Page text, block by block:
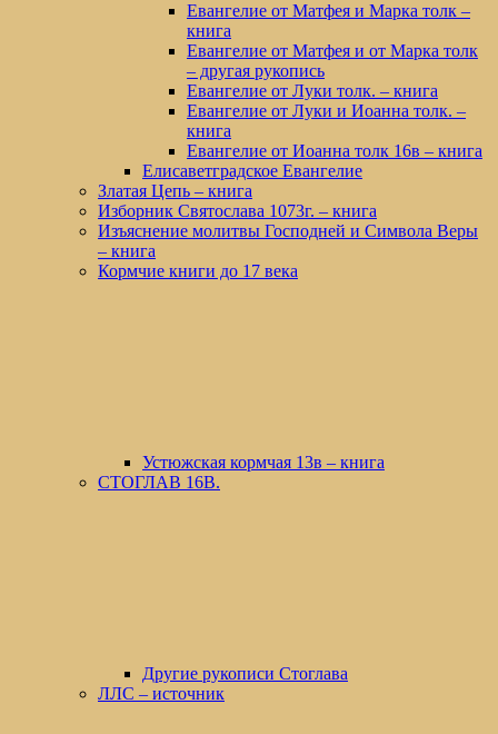
Евангелие от Матфея и Марка толк –
книга
Евангелие от Матфея и от Марка толк
– другая рукопись
Евангелие от Луки толк. – книга
Евангелие от Луки и Иоанна толк. –
книга
Евангелие от Иоанна толк 16в – книга
Елисаветградское Евангелие
Златая Цепь – книга
Изборник Святослава 1073г. – книга
Изъяснение молитвы Господней и Символа Веры
– книга
Кормчие книги до 17 века
Устюжская кормчая 13в – книга
СТОГЛАВ 16В.
Другие рукописи Стоглава
ЛЛС – источник